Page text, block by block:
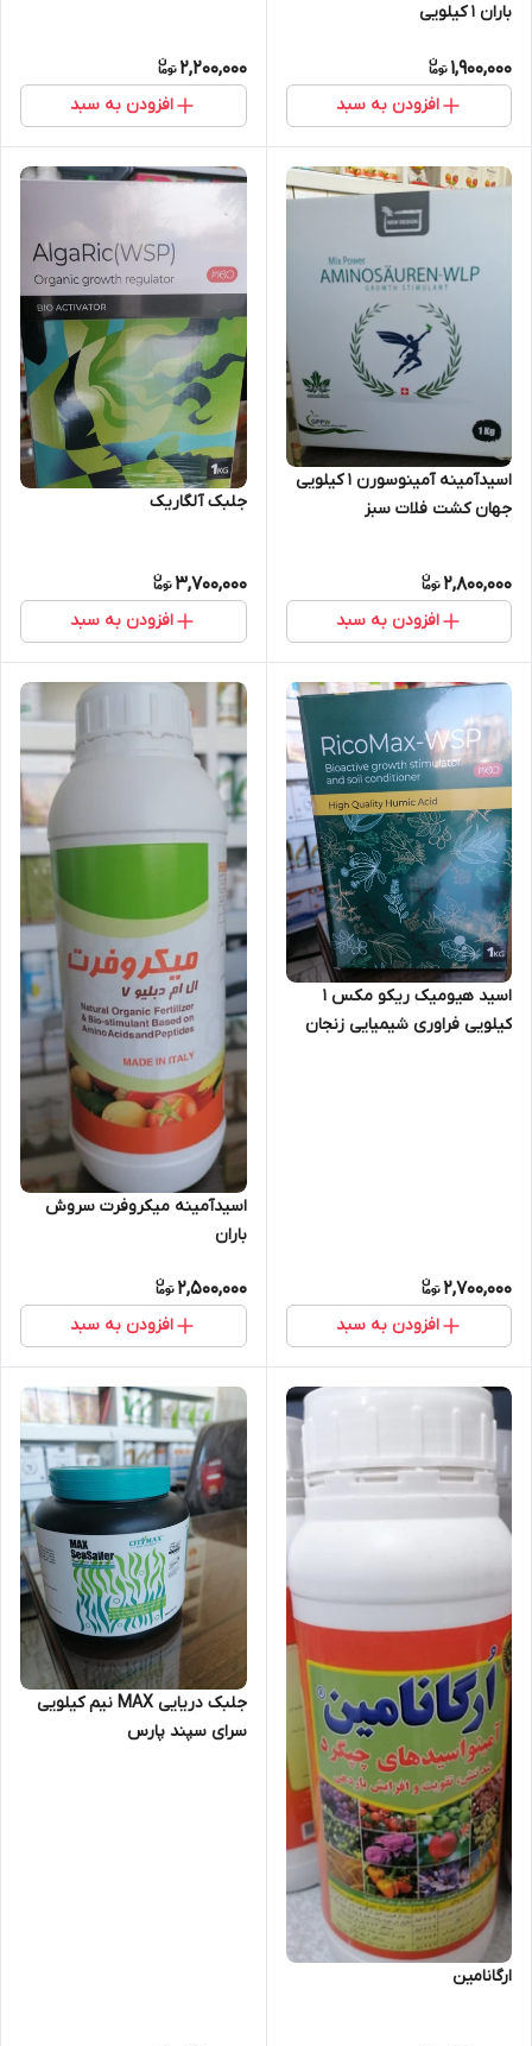
باران ۱ کیلویی
1,900,000
افزودن به سبد
2,200,000
افزودن به سبد
اسیدآمینه آمینوسورن ۱ کیلویی
جهان کشت فلات سبز
2,800,000
افزودن به سبد
جلبک آلگاریک
3,700,000
افزودن به سبد
اسید هیومیک ریکو مکس ۱
کیلویی فراوری شیمیایی زنجان
2,700,000
افزودن به سبد
اسیدآمینه میکروفرت سروش
باران
2,500,000
افزودن به سبد
ارگانامین
جلبک دریایی MAX نیم کیلویی
سرای سپند پارس